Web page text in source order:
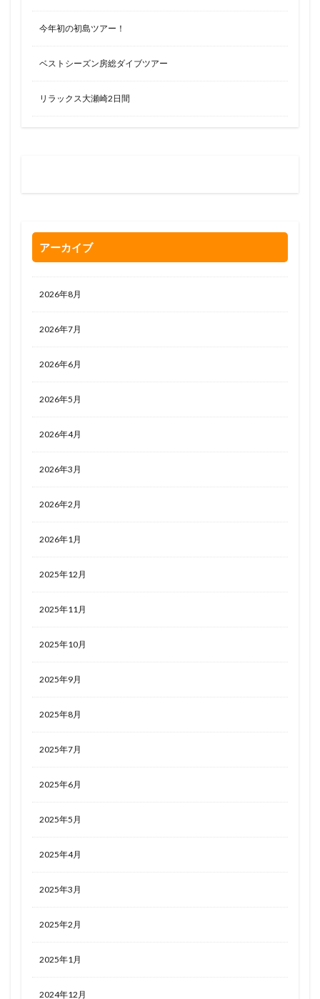
今年初の初島ツアー！
ベストシーズン房総ダイブツアー
リラックス大瀬崎2日間
アーカイブ
2026年8月
2026年7月
2026年6月
2026年5月
2026年4月
2026年3月
2026年2月
2026年1月
2025年12月
2025年11月
2025年10月
2025年9月
2025年8月
2025年7月
2025年6月
2025年5月
2025年4月
2025年3月
2025年2月
2025年1月
2024年12月